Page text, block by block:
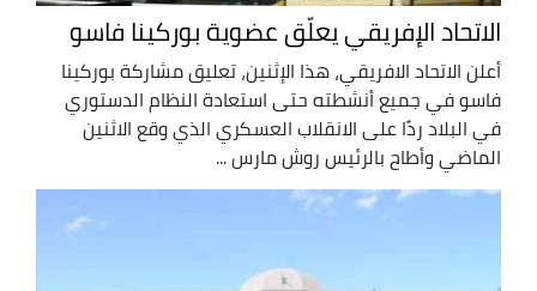
الاتحاد الإفريقي يعلّق عضوية بوركينا فاسو
أعلن الاتحاد الافريقي، هذا الإثنين، تعليق مشاركة بوركينا
فاسو في جميع أنشطته حتى استعادة النظام الدستوري
في البلاد ردًا على الانقلاب العسكري الذي وقع الاثنين
الماضي وأطاح بالرئيس روش مارس ...